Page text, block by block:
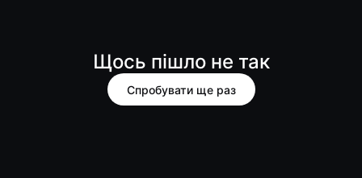
Щось пішло не так
Спробувати ще раз